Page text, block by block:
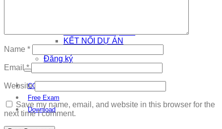
KẾT NỐI DỰ ÁN
Đăng ký
COMMUNITY
Free Exam
Download
Name *
Email*
Website
Save my name, email, and website in this browser for the
next time I comment.